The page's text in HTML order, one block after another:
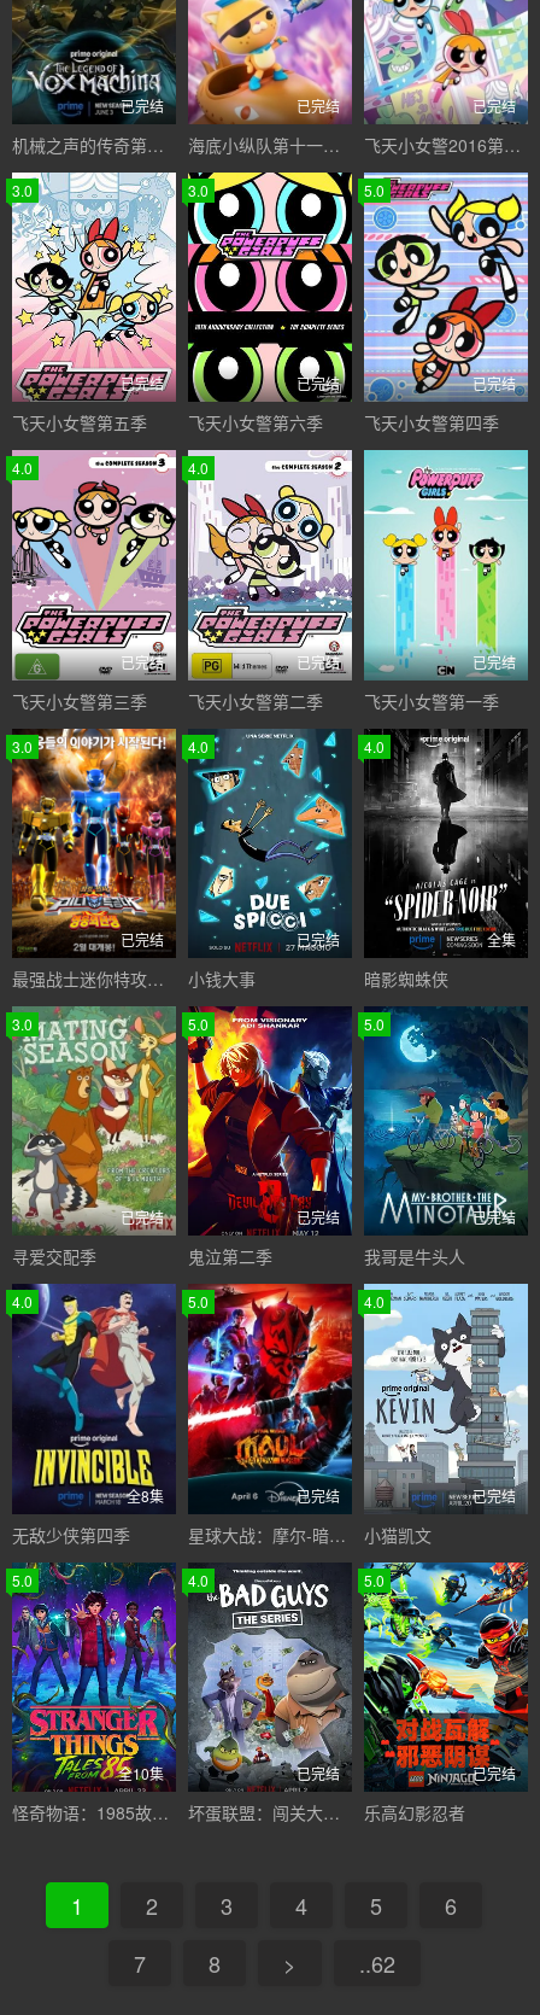
已完结
机械之声的传奇第四季
已完结
海底小纵队第十一季国语
已完结
飞天小女警2016第一季
3.0
已完结
飞天小女警第五季
3.0
已完结
飞天小女警第六季
5.0
已完结
飞天小女警第四季
4.0
已完结
飞天小女警第三季
4.0
已完结
飞天小女警第二季
已完结
飞天小女警第一季
3.0
已完结
最强战士迷你特攻队：英雄的诞生
4.0
已完结
小钱大事
4.0
全集
暗影蜘蛛侠
3.0
已完结
寻爱交配季
5.0
已完结
鬼泣第二季
5.0
已完结
我哥是牛头人
4.0
全8集
无敌少侠第四季
5.0
已完结
星球大战：摩尔-暗影之王
4.0
已完结
小猫凯文
5.0
全10集
怪奇物语：1985故事集
4.0
已完结
坏蛋联盟：闯关大行动第二季
5.0
已完结
乐高幻影忍者
1 2 3 4 5
6
7
8 > ..62